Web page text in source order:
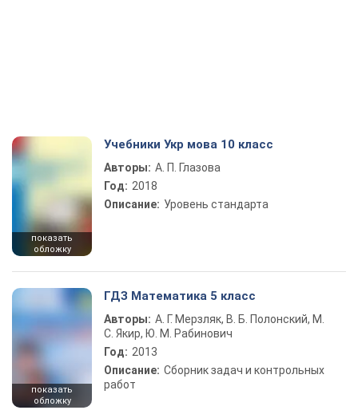
показать
обложку
Учебники Укр мова 10 класс
Авторы: А. П. Глазова
Год: 2018
Описание: Уровень стандарта
показать
обложку
ГДЗ Математика 5 класс
Авторы: А. Г. Мерзляк, В. Б. Полонский, М.
С. Якир, Ю. М. Рабинович
Год: 2013
Описание: Сборник задач и контрольных
работ